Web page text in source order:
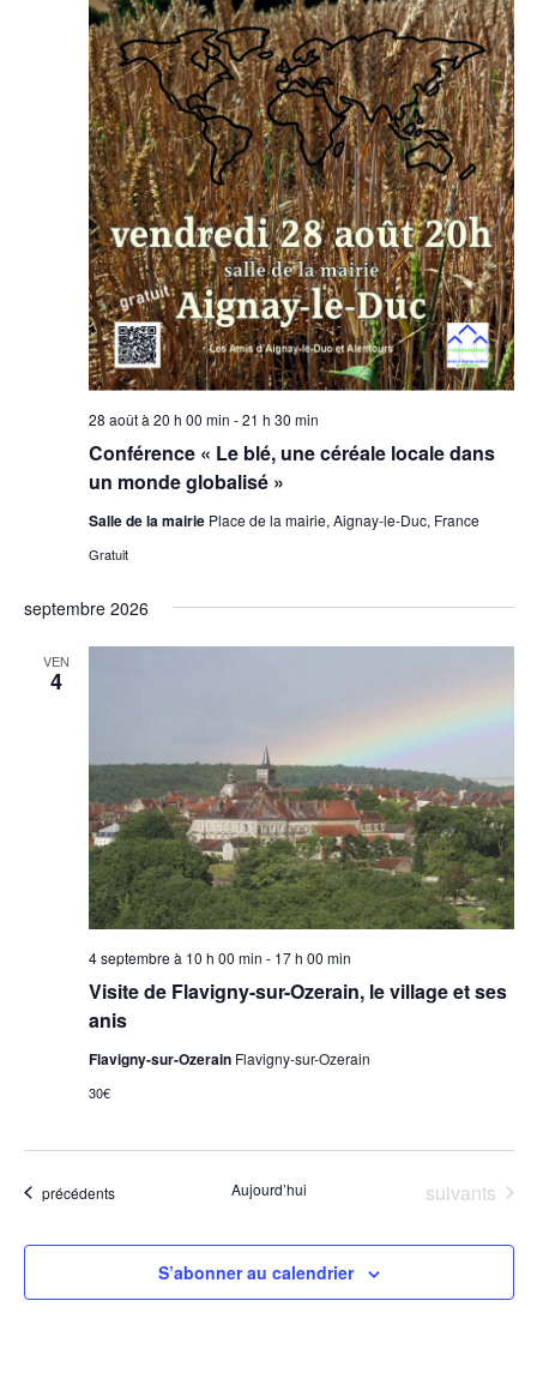
Conférence « Le blé, une céréale locale dans
un monde globalisé »
28 août à 20 h 00 min -21 h 30 min
Salle de la mairie Place de la mairie, Aignay-le-Duc, France
Gratuit
septembre 2026
VEN
4
Visite de Flavigny-sur-Ozerain, le village et ses
anis
4 septembre à 10 h 00 min - 17 h 00 min
Flavigny-sur-Ozerain Flavigny-sur-Ozerain
30€
Évènements
précédents Aujourd’hui Évènements
suivants
S’abonner au calendrier